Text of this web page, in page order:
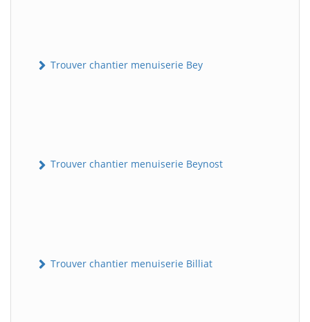
Trouver chantier menuiserie Bey
Trouver chantier menuiserie Beynost
Trouver chantier menuiserie Billiat